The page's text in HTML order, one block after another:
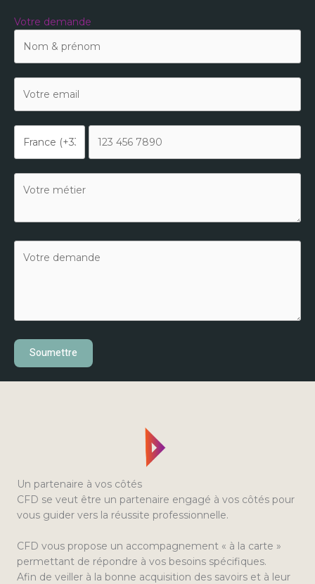
Votre demande
Soumettre
Un partenaire à vos côtés
CFD se veut être un partenaire engagé à vos côtés pour
vous guider vers la réussite professionnelle.
CFD vous propose un accompagnement « à la carte »
permettant de répondre à vos besoins spécifiques.
Afin de veiller à la bonne acquisition des savoirs et à leur